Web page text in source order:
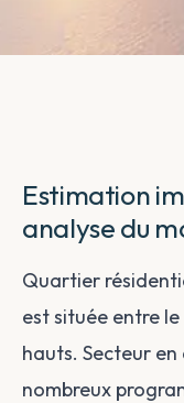
Estimation
analyse du
Quartier
est située entre
hauts. Secteur
nombreux